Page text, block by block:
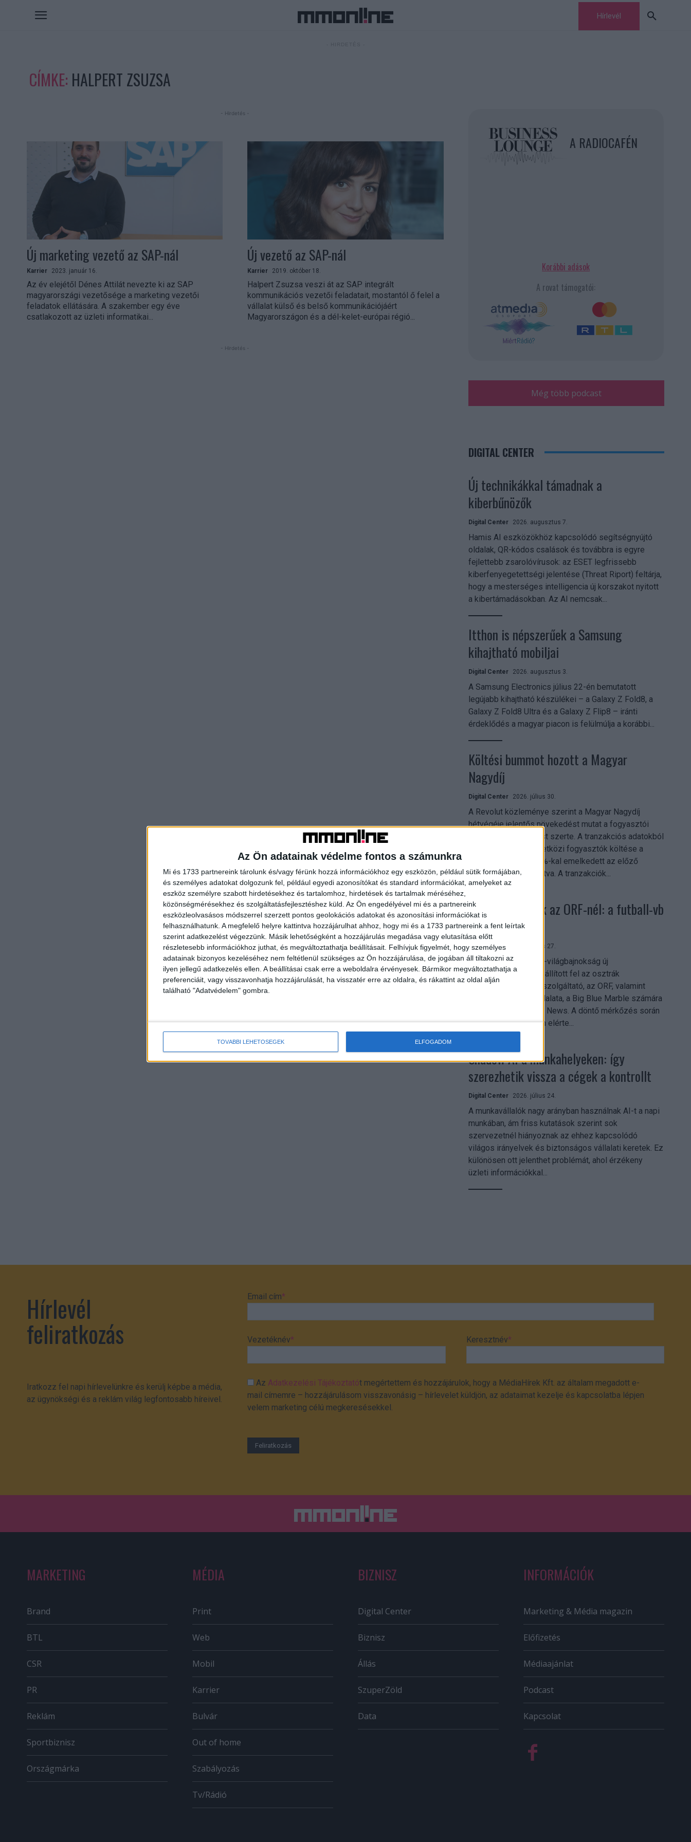
Az Ön adatainak védelme fontos a számunkra
Mi és 1733 partnereink tárolunk és/vagy férünk hozzá információkhoz egy eszközön, például sütik formájában,
és személyes adatokat dolgozunk fel, például egyedi azonosítókat és standard információkat, amelyeket az
eszköz személyre szabott hirdetésekhez és tartalomhoz, hirdetések és tartalmak méréséhez,
közönségmérésekhez és szolgáltatásfejlesztéshez küld. Az Ön engedélyével mi és a partnereink
eszközleolvasásos módszerrel szerzett pontos geolokációs adatokat és azonosítási információkat is
felhasználhatunk. A megfelelő helyre kattintva hozzájárulhat ahhoz, hogy mi és a 1733 partnereink a fent leírtak
szerint adatkezelést végezzünk. Másik lehetőségként a hozzájárulás megadása vagy elutasítása előtt
részletesebb információkhoz juthat, és megváltoztathatja beállításait. Felhívjuk figyelmét, hogy személyes
adatainak bizonyos kezeléséhez nem feltétlenül szükséges az Ön hozzájárulása, de jogában áll tiltakozni az
ilyen jellegű adatkezelés ellen. A beállításai csak erre a weboldalra érvényesek. Bármikor megváltoztathatja a
preferenciáit, vagy visszavonhatja hozzájárulását, ha visszatér erre az oldalra, és rákattint az oldal alján
található "Adatvédelem" gombra.
TOVÁBBI LEHETŐSÉGEK ELFOGADOM
Hírlevél
CÍMKE: HALPERT ZSUZSA
- Hirdetés -
Új marketing vezető az SAP-nál
Karrier 2023. január 16.
Az év elejétől Dénes Attilát nevezte ki az SAP
magyarországi vezetősége a marketing vezetői
feladatok ellátására. A szakember egy éve
csatlakozott az üzleti informatikai...
Új vezető az SAP-nál
Karrier 2019. október 18.
Halpert Zsuzsa veszi át az SAP integrált
kommunikációs vezetői feladatait, mostantól ő felel a
vállalat külső és belső kommunikációjáért
Magyarországon és a dél-kelet-európai régió...
- Hirdetés -
A RADIOCAFÉN
Korábbi adások
A rovat támogatói:
Még több podcast
DIGITAL CENTER
Új technikákkal támadnak a
kiberbűnözők
Digital Center 2026. augusztus 7.
Hamis AI eszközökhöz kapcsolódó segítségnyújtó
oldalak, QR-kódos csalások és továbbra is egyre
fejlettebb zsarolóvírusok: az ESET legfrissebb
kiberfenyegetettségi jelentése (Threat Riport) feltárja,
hogy a mesterséges intelligencia új korszakot nyitott
a kibertámadásokban. Az AI nemcsak...
Itthon is népszerűek a Samsung
kihajtható mobiljai
Digital Center 2026. augusztus 3.
A Samsung Electronics július 22-én bemutatott
legújabb kihajtható készülékei – a Galaxy Z Fold8, a
Galaxy Z Fold8 Ultra és a Galaxy Z Flip8 – iránti
érdeklődés a magyar piacon is felülmúlja a korábbi...
Költési bummot hozott a Magyar
Nagydíj
Digital Center 2026. július 30.
A Revolut közleménye szerint a Magyar Nagydíj
hétvégéje jelentős növekedést mutat a fogyasztói
aktivitásban Budapest szerte. A tranzakciós adatokból
kiderül, hogy a nemzetközi fogyasztók költése a
versenyhétvégén 26%-kal emelkedett az előző
hétvégéhez viszonyítva. A tranzakciók...
Rekordok dőltek az ORF-nél: a futball-vb
mindent vitt
Digital Center 2026. július 27.
A 2026-os labdarúgó-világbajnokság új
streamingrekordokat állított fel az osztrák
közszolgálati műsorszolgáltató, az ORF, valamint
technológiai leányvállalata, a Big Blue Marble számára
– írja a Broadband TV News. A döntő mérkőzés során
az átlagos nézőszám elérte...
Shadow AI a munkahelyeken: így
szerezhetik vissza a cégek a kontrollt
Digital Center 2026. július 24.
A munkavállalók nagy arányban használnak AI-t a napi
munkában, ám friss kutatások szerint sok
szervezetnél hiányoznak az ehhez kapcsolódó
világos irányelvek és biztonságos vállalati keretek. Ez
különösen ott jelenthet problémát, ahol érzékeny
üzleti információkkal...
Hírlevél
feliratkozás
Iratkozz fel napi hírlevelünkre és kerülj képbe a média,
az ügynökségi és a reklám világ legfontosabb híreivel.
Email cím*
Vezetéknév* Keresztnév*
AzAdatkezelési Tájékoztatót megértettem és hozzájárulok, hogy a MédiaHírek Kft. az általam megadott e-
mail címemre – hozzájárulásom visszavonásig – hírlevelet küldjön, az adataimat kezelje és kapcsolatba lépjen
velem marketing célú megkeresésekkel.
MARKETING
Brand
BTL
CSR
PR
Reklám
Sportbiznisz
Országmárka
MÉDIA
Print
Web
Mobil
Karrier
Bulvár
Out of home
Szabályozás
Tv/Rádió
BIZNISZ
Digital Center
Biznisz
Állás
SzuperZöld
Data
INFORMÁCIÓK
Marketing & Média magazin
Előfizetés
Médiaajánlat
Podcast
Kapcsolat